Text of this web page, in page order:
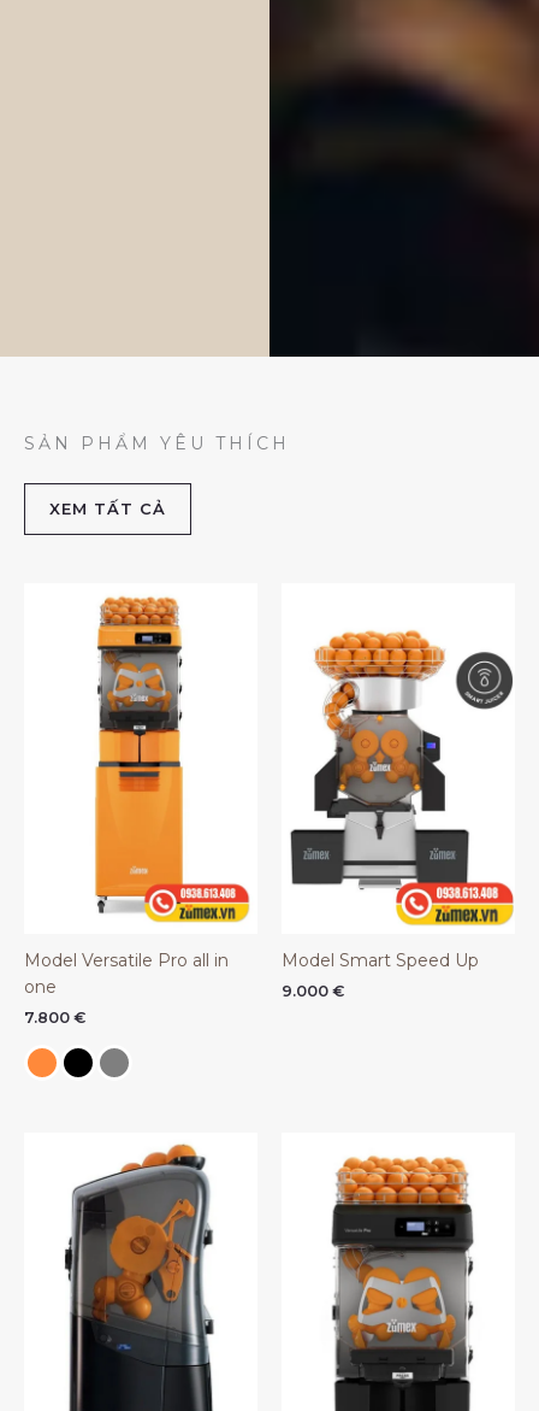
SẢN PHẨM YÊU THÍCH
XEM TẤT CẢ
Model Versatile Pro all in
one
7.800 €
Model Smart Speed Up
9.000 €